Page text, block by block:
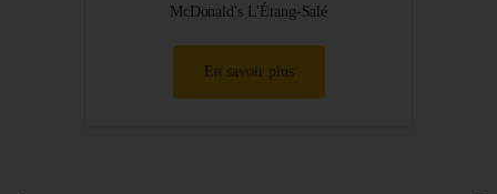
McDonald's L'Étang-Salé
En savoir plus